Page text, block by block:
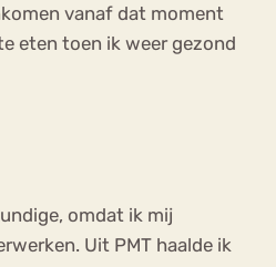
vanaf dat moment
eten toen ik weer gezond
omdat ik mij
Uit PMT haalde ik